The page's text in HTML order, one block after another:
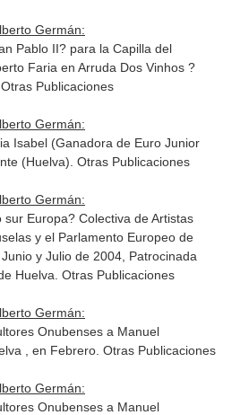
Germán:
Pablo II? para la Capilla del
Faria en Arruda Dos Vinhos ?
Publicaciones
Germán:
Isabel (Ganadora de Euro Junior
(Huelva). Otras Publicaciones
Germán:
sur Europa? Colectiva de Artistas
y el Parlamento Europeo de
y Julio de 2004, Patrocinada
Huelva. Otras Publicaciones
Germán:
Onubenses a Manuel
, en Febrero. Otras Publicaciones
Germán:
Onubenses a Manuel